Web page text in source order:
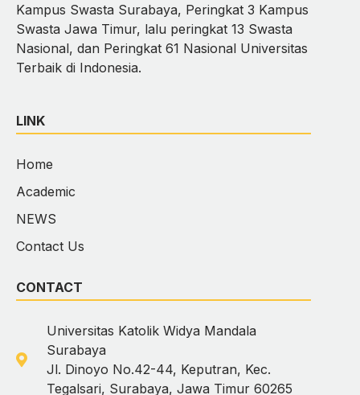
Kampus Swasta Surabaya, Peringkat 3 Kampus
Swasta Jawa Timur, lalu peringkat 13 Swasta
Nasional, dan Peringkat 61 Nasional Universitas
Terbaik di Indonesia.
LINK
Home
Academic
NEWS
Contact Us
CONTACT
Universitas Katolik Widya Mandala
Surabaya
Jl. Dinoyo No.42-44, Keputran, Kec.
Tegalsari, Surabaya, Jawa Timur 60265